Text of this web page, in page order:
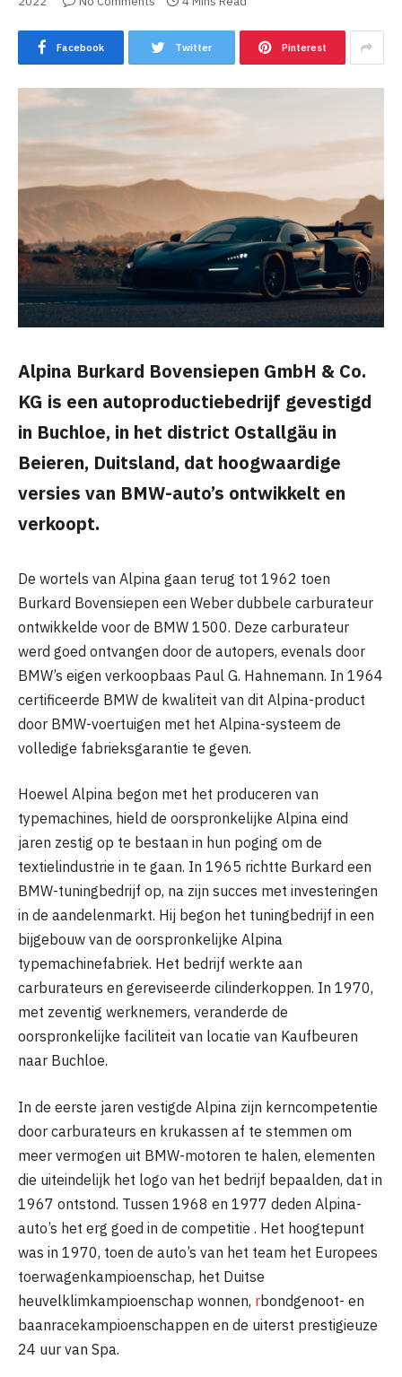
Facebook Twitter Pinterest
Alpina Burkard Bovensiepen GmbH & Co.
KG is een autoproductiebedrijf gevestigd
in Buchloe, in het district Ostallgäu in
Beieren, Duitsland, dat hoogwaardige
versies van BMW-auto’s ontwikkelt en
verkoopt.
De wortels van Alpina gaan terug tot 1962 toen
Burkard Bovensiepen een Weber dubbele carburateur
ontwikkelde voor de BMW 1500. Deze carburateur
werd goed ontvangen door de autopers, evenals door
BMW’s eigen verkoopbaas Paul G. Hahnemann. In 1964
certificeerde BMW de kwaliteit van dit Alpina-product
door BMW-voertuigen met het Alpina-systeem de
volledige fabrieksgarantie te geven.
Hoewel Alpina begon met het produceren van
typemachines, hield de oorspronkelijke Alpina eind
jaren zestig op te bestaan ​​in hun poging om de
textielindustrie in te gaan. In 1965 richtte Burkard een
BMW-tuningbedrijf op, na zijn succes met investeringen
in de aandelenmarkt. Hij begon het tuningbedrijf in een
bijgebouw van de oorspronkelijke Alpina
typemachinefabriek. Het bedrijf werkte aan
carburateurs en gereviseerde cilinderkoppen. In 1970,
met zeventig werknemers, veranderde de
oorspronkelijke faciliteit van locatie van Kaufbeuren
naar Buchloe.
In de eerste jaren vestigde Alpina zijn kerncompetentie
door carburateurs en krukassen af ​​te stemmen om
meer vermogen uit BMW-motoren te halen, elementen
die uiteindelijk het logo van het bedrijf bepaalden, dat in
1967 ontstond. Tussen 1968 en 1977 deden Alpina-
auto’s het erg goed in de competitie . Het hoogtepunt
was in 1970, toen de auto’s van het team het Europees
toerwagenkampioenschap, het Duitse
heuvelklimkampioenschap wonnen, rbondgenoot- en
baanracekampioenschappen en de uiterst prestigieuze
24 uur van Spa.